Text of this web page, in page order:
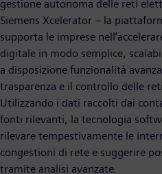
gestione autonoma delle reti
Siemens Xcelerator – la
supporta le imprese
digitale in modo semplice,
a disposizione funzionalità
trasparenza e il controllo delle
Utilizzando i dati raccolti dai
fonti rilevanti, la tecnologia
rilevare tempestivamente le
congestioni di rete e suggerire
tramite analisi avanzate.